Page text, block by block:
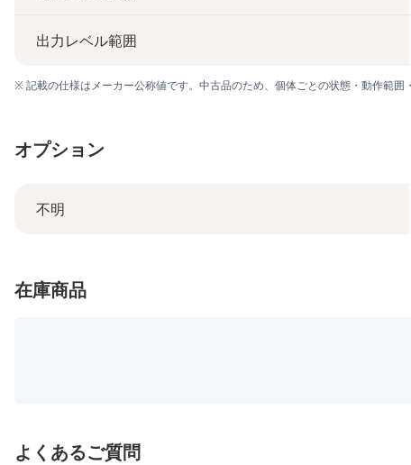
出力レベル範囲
※ 記載の仕様はメーカー公称値です。中古品のため、個体ごとの状態・動作範囲
オプション
不明
在庫商品
よくあるご質問